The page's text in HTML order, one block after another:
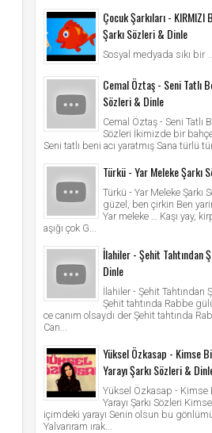
Çocuk Şarkıları - KIRMIZI
Şarkı Sözleri & Dinle
Sosyal medyada sıkı bir
Cemal Öztaş - Seni Tatlı
Sözleri & Dinle
Cemal Öztaş - Seni Tatlı
Sözleri İkimizde bir
Seni tatlı beni acı yaratmış Sana türlü
Türkü - Yar Meleke Şarkı
Türkü - Yar Meleke Şarkı
güzel, ben çirkin Ben
Yar meleke … Kaşı yay,
aşığı çok G...
İlahiler - Şehit Tahtından
Dinle
İlahiler - Şehit Tahtından
Şehit tahtında Rabbe
ce canım olsaydı der Şehit tahtında
Can...
Yüksel Özkasap - Kimse
Yarayı Şarkı Sözleri &
Yüksel Özkasap - Kimse
Yarayı Şarkı Sözleri
içimdeki yarayı Senin olsun bu
Yalvarıram ırak...